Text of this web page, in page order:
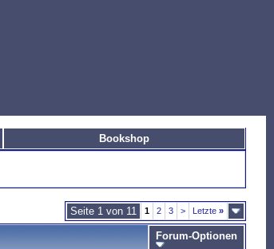
Bookshop
Seite 1 von 11 1 2 3 > Letzte »
Forum-Optionen